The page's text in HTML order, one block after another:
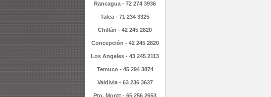
Rancagua - 72 274 3936
Talca - 71 234 3325
Chillán - 42 245 2820
Concepción - 42 245 2820
Los Angeles - 43 245 2113
Temuco - 45 294 3874
Valdivia - 63 236 3637
Pto. Montt - 65 256 2653